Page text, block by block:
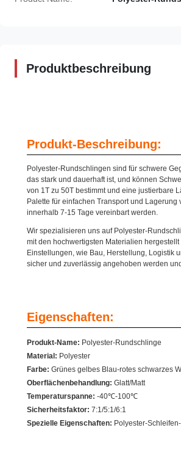
Produktbeschreibung
Produkt-Beschreibung:
Polyester-Rundschlingen sind für schwere
das stark und dauerhaft ist, und können
von 1T zu 50T bestimmt und eine justierbare
Palette für einfachen Transport und
innerhalb 7-15 Tage vereinbart werden.
Wir spezialisieren uns auf Polyester-
mit den hochwertigsten Materialien
Einstellungen, wie Bau, Herstellung, Logistik
sicher und zuverlässig angehoben werden
Eigenschaften:
Produkt-Name: Polyester-Rundschlinge
Material: Polyester
Farbe: Grünes gelbes Blau-rotes schwarzes
Oberflächenbehandlung: Glatt/Matt
Temperaturspanne: -40℃-100℃
Sicherheitsfaktor: 7:1/5:1/6:1
Spezielle Eigenschaften: Polyester-